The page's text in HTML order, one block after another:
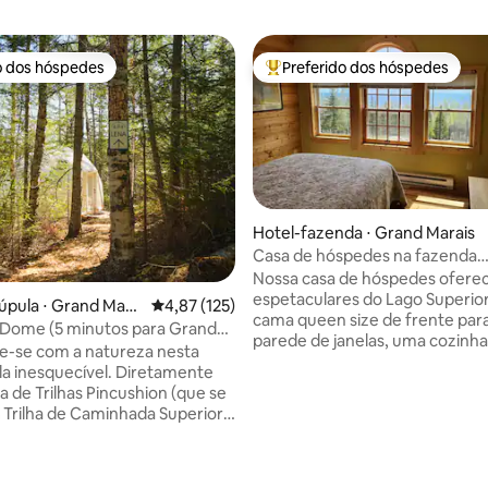
de 5, 223 avaliações
dos hóspedes
dos hóspedes
⋅ Grand Mara
4,87 de uma avaliação média de 5, 125
4,87 (125)
(5 minutos para Grand
se com a natureza nesta
inesquecível. Diretamente
de Trilhas Pincushion (que se
de Caminhada Superior),
Entre os melhores preferidos
Preferido dos hóspedes
Hotel-fazenda ⋅ Grand Marais
Casa de hóspedes na fazenda
Hawkweed
Nossa casa de hóspedes
espetaculares do Lago
cama queen size de frente
parede de janelas, uma